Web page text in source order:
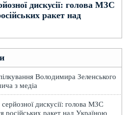
дискусії: голова МЗС
ракет над
Володимира Зеленського
з медіа
дискусії: голова МЗС
російських ракет над Україною